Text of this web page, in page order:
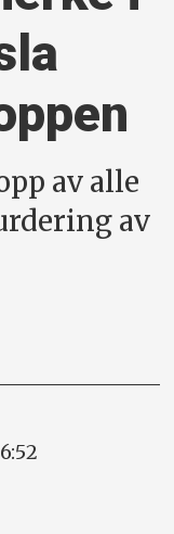
av alle
av